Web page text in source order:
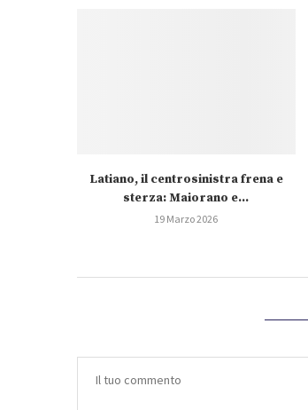
Latiano, il centrosinistra frena e
sterza: Maiorano e...
19 Marzo 2026